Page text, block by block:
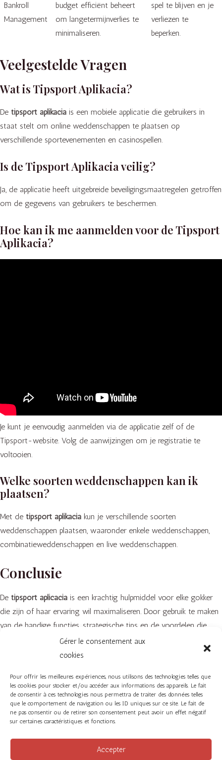
Gérer le consentement aux
cookies
Pour offrir les meilleures expériences, nous utilisons des technologies telles que
les cookies pour stocker et/ou accéder aux informations des appareils. Le fait
de consentir à ces technologies nous permettra de traiter des données telles
que le comportement de navigation ou les ID uniques sur ce site. Le fait de
ne pas consentir ou de retirer son consentement peut avoir un effet négatif
sur certaines caractéristiques et fonctions.
Accepter
Bankroll
Management
budget efficiënt beheert
om langetermijnverlies te
minimaliseren.
spel te blijven en je
verliezen te
beperken.
Veelgestelde Vragen
Wat is Tipsport Aplikacia?
De tipsport aplikacia is een mobiele applicatie die gebruikers in
staat stelt om online weddenschappen te plaatsen op
verschillende sportevenementen en casinospellen.
Is de Tipsport Aplikacia veilig?
Ja, de applicatie heeft uitgebreide beveiligingsmaatregelen getroffen
om de gegevens van gebruikers te beschermen.
Hoe kan ik me aanmelden voor de Tipsport
Aplikacia?
Je kunt je eenvoudig aanmelden via de applicatie zelf of de
Tipsport-website. Volg de aanwijzingen om je registratie te
voltooien.
Welke soorten weddenschappen kan ik
plaatsen?
Met de tipsport aplikacia kun je verschillende soorten
weddenschappen plaatsen, waaronder enkele weddenschappen,
combinatieweddenschappen en live weddenschappen.
Conclusie
De tipsport aplicacia is een krachtig hulpmiddel voor elke gokker
die zijn of haar ervaring wil maximaliseren. Door gebruik te maken
van de handige functies, strategische tips en de voordelen die
deze applicatie biedt, kun je jouw kansen op succes aanzienlijk
vergroten. Of je nu een doorgewinterde professional bent of een
biedt iets voor iedereen.
←Article précédent Article suivant→
Instagram